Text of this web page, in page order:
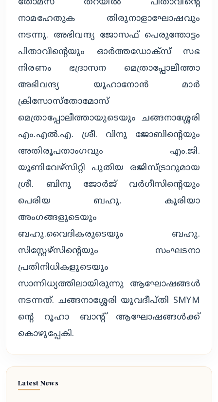
തോമസ് തറയിൽ പിതാവിൻ്റെ
നാമഹേതുക തിരുനാളാഘോഷവും
നടന്നു. അഭിവന്ദ്യ ജോസഫ് പെരുന്തോട്ടം
പിതാവിന്റെയും ഓർത്തഡോക്സ് സഭ
നിരണം ഭദ്രാസന മെത്രാപ്പോലീത്താ
അഭിവന്ദ്യ യൂഹാനോൻ മാർ
ക്രിസോസ്തോമോസ്
മെത്രാപ്പോലീത്തായുടെയും ചങ്ങനാശ്ശേരി
എം.എൽ.എ. ശ്രീ. വിനു ജോബിന്റെയും
അതിരൂപതാംഗവും എം.ജി.
യൂണിവേഴ്സിറ്റി പുതിയ രജിസ്ട്രാറുമായ
ശ്രീ. ബിനു ജോർജ് വർഗീസിൻ്റെയും
പെരിയ ബഹു. കൂരിയാ
അംഗങ്ങളുടെയും
ബഹു.വൈദികരുടെയും ബഹു.
സിസ്റ്റേഴ്സിന്റെയും സംഘടനാ
പ്രതിനിധികളുടെയും
സാന്നിധ്യത്തിലായിരുന്നു ആഘോഷങ്ങൾ
നടന്നത്. ചങ്ങനാശ്ശേരി യുവദീപ്തി SMYM
ന്റെ റൂഹാ ബാന്റ് ആഘോഷങ്ങൾക്ക്
കൊഴുപ്പേകി.
Latest News